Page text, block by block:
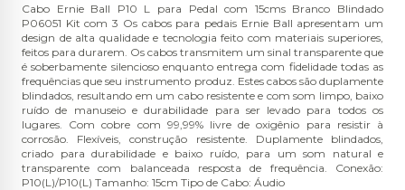
Cabo Ernie Ball P10 L para Pedal com 15cms Branco Blindado
P06051 Kit com 3 Os cabos para pedais Ernie Ball apresentam um
design de alta qualidade e tecnologia feito com materiais superiores,
feitos para durarem. Os cabos transmitem um sinal transparente que
é soberbamente silencioso enquanto entrega com fidelidade todas as
frequências que seu instrumento produz. Estes cabos são duplamente
blindados, resultando em um cabo resistente e com som limpo, baixo
ruído de manuseio e durabilidade para ser levado para todos os
lugares. Com cobre com 99,99% livre de oxigênio para resistir à
corrosão. Flexíveis, construção resistente. Duplamente blindados,
criado para durabilidade e baixo ruído, para um som natural e
transparente com balanceada resposta de frequência. Conexão:
P10(L)/P10(L) Tamanho: 15cm Tipo de Cabo: Áudio